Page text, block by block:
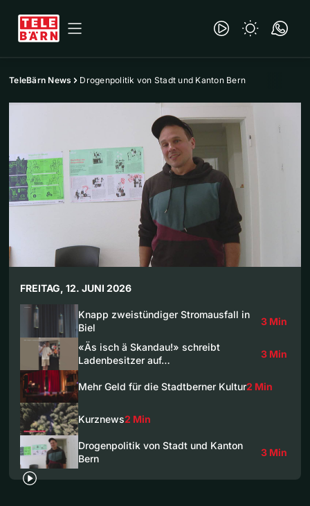
TeleBärn News Drogenpolitik von Stadt und Kanton Bern
FREITAG, 12. JUNI 2026
Knapp zweistündiger Stromausfall in
Biel
3 Min
«Äs isch ä Skandau!» schreibt
Ladenbesitzer auf…
3 Min
Mehr Geld für die Stadtberner Kultur2 Min
Kurznews2 Min
Drogenpolitik von Stadt und Kanton
Bern
3 Min